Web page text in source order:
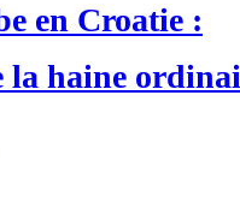
en Croatie :
la haine